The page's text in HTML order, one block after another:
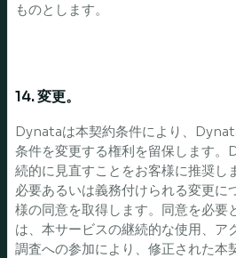
ものとします。
14. 変更。
Dynataは本契約条件により、
条件を変更する権利を留保します
続的に見直すことをお客様に推奨
必要あるいは義務付けられる変更に
様の同意を取得します。同意を必要
は、本サービスの継続的な使用、ア
調査への参加により、修正された本